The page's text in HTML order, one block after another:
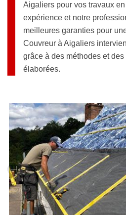
Aigaliers pour vos travaux
expérience et notre
meilleures garanties pour
Couvreur à Aigaliers
grâce à des méthodes et
élaborées.